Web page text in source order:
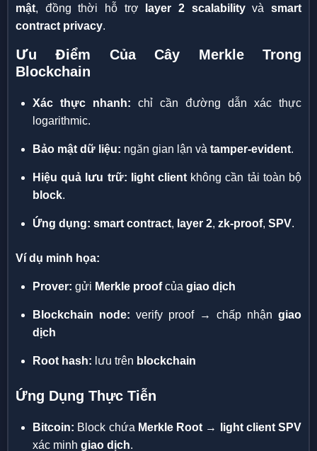
mật, đồng thời hỗ trợ layer 2 scalabilityvàsmart
contract privacy.
Ưu Điểm Của Cây Merkle Trong
Blockchain
Xác thực nhanh: chỉ cần đường dẫn xác thực
logarithmic.
Bảo mật dữ liệu: ngăn gian lận và tamper-evident.
Hiệu quả lưu trữ: light client không cần tải toàn bộ
block.
Ứng dụng: smart contract, layer 2, zk-proof, SPV.
Ví dụ minh họa:
Prover: gửi Merkle proofcủa giao dịch
Blockchain node: verify proof → chấp nhận giao
dịch
Root hash: lưu trên blockchain
Ứng Dụng Thực Tiễn
Bitcoin: Block chứa Merkle Root →
light client SPV
xác minh giao dịch.